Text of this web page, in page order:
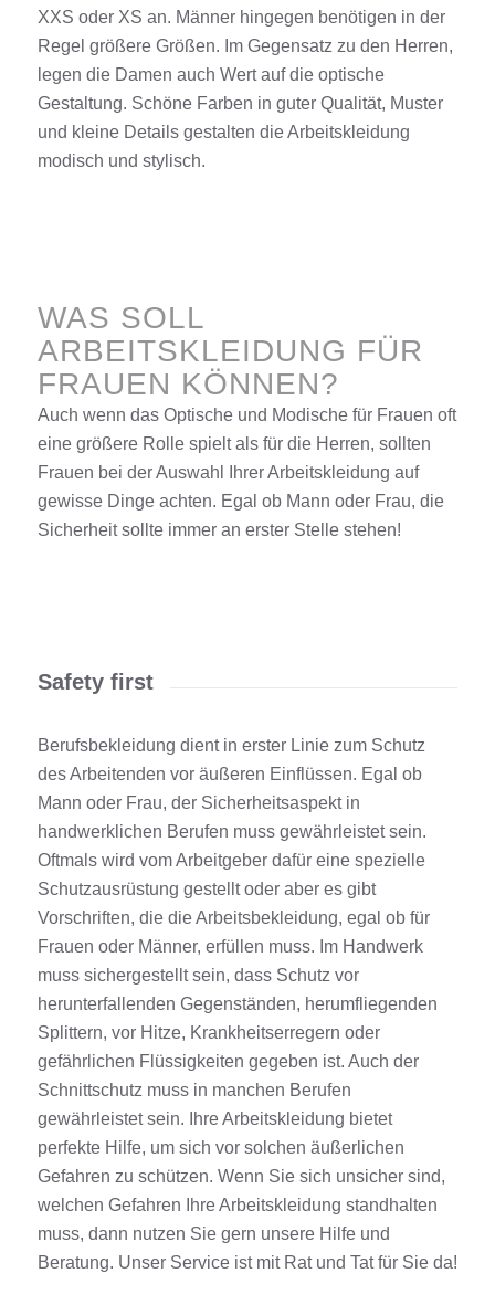
XXS oder XS an. Männer hingegen benötigen in der
Regel größere Größen. Im Gegensatz zu den Herren,
legen die Damen auch Wert auf die optische
Gestaltung. Schöne Farben in guter Qualität, Muster
und kleine Details gestalten die Arbeitskleidung
modisch und stylisch.
WAS SOLL
ARBEITSKLEIDUNG FÜR
FRAUEN KÖNNEN?
Auch wenn das Optische und Modische für Frauen oft
eine größere Rolle spielt als für die Herren, sollten
Frauen bei der Auswahl Ihrer Arbeitskleidung auf
gewisse Dinge achten. Egal ob Mann oder Frau, die
Sicherheit sollte immer an erster Stelle stehen!
Safety first
Berufsbekleidung dient in erster Linie zum Schutz
des Arbeitenden vor äußeren Einflüssen. Egal ob
Mann oder Frau, der Sicherheitsaspekt in
handwerklichen Berufen muss gewährleistet sein.
Oftmals wird vom Arbeitgeber dafür eine spezielle
Schutzausrüstung gestellt oder aber es gibt
Vorschriften, die die Arbeitsbekleidung, egal ob für
Frauen oder Männer, erfüllen muss. Im Handwerk
muss sichergestellt sein, dass Schutz vor
herunterfallenden Gegenständen, herumfliegenden
Splittern, vor Hitze, Krankheitserregern oder
gefährlichen Flüssigkeiten gegeben ist. Auch der
Schnittschutz muss in manchen Berufen
gewährleistet sein. Ihre Arbeitskleidung bietet
perfekte Hilfe, um sich vor solchen äußerlichen
Gefahren zu schützen. Wenn Sie sich unsicher sind,
welchen Gefahren Ihre Arbeitskleidung standhalten
muss, dann nutzen Sie gern unsere Hilfe und
Beratung. Unser Service ist mit Rat und Tat für Sie da!